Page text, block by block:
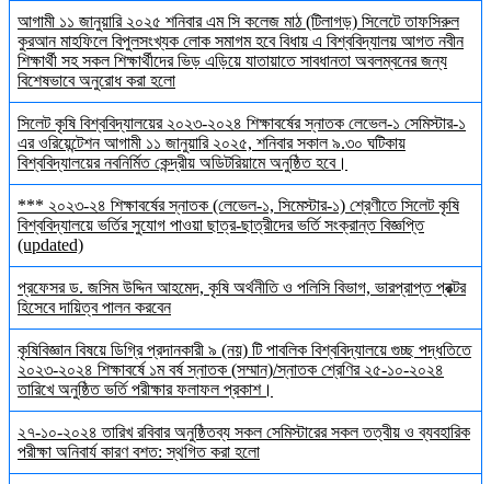
আগামী ১১ জানুয়ারি ২০২৫ শনিবার এম সি কলেজ মাঠ (টিলাগড়) সিলেটে তাফসিরুল
কুরআন মাহফিলে বিপুলসংখ্যক লোক সমাগম হবে বিধায় এ বিশ্ববিদ্যালয় আগত নবীন
শিক্ষার্থী সহ সকল শিক্ষার্থীদের ভিড় এড়িয়ে যাতায়াতে সাবধানতা অবলম্বনের জন্য
বিশেষভাবে অনুরোধ করা হলো
সিলেট কৃষি বিশ্ববিদ্যালয়ের ২০২৩-২০২৪ শিক্ষাবর্ষের স্নাতক লেভেল-১ সেমিস্টার-১
এর ওরিয়েন্টেশন আগামী ১১ জানুয়ারি ২০২৫, শনিবার সকাল ৯.৩০ ঘটিকায়
বিশ্ববিদ্যালয়ের নবনির্মিত কেন্দ্রীয় অডিটরিয়ামে অনুষ্ঠিত হবে।
*** ২০২৩-২৪ শিক্ষাবর্ষের স্নাতক (লেভেল-১, সিমেস্টার-১) শ্রেণীতে সিলেট কৃষি
বিশ্ববিদ্যালয়ে ভর্তির সুযোগ পাওয়া ছাত্র-ছাত্রীদের ভর্তি সংক্রান্ত বিজ্ঞপ্তি
(updated)
প্রফেসর ড. জসিম উদ্দিন আহমেদ, কৃষি অর্থনীতি ও পলিসি বিভাগ, ভারপ্রাপ্ত প্রক্টর
হিসেবে দায়িত্ব পালন করবেন
কৃষিবিজ্ঞান বিষয়ে ডিগ্রি প্রদানকারী ৯ (নয়) টি পাবলিক বিশ্ববিদ্যালয়ে গুচ্ছ পদ্ধতিতে
২০২৩-২০২৪ শিক্ষাবর্ষে ১ম বর্ষ স্নাতক (সম্মান)/স্নাতক শ্রেণির ২৫-১০-২০২৪
তারিখে অনুষ্ঠিত ভর্তি পরীক্ষার ফলাফল প্রকাশ।
২৭-১০-২০২৪ তারিখ রবিবার অনুষ্ঠিতব্য সকল সেমিস্টারের সকল তত্বীয় ও ব্যবহারিক
পরীক্ষা অনিবার্য কারণ বশত: স্থগিত করা হলো